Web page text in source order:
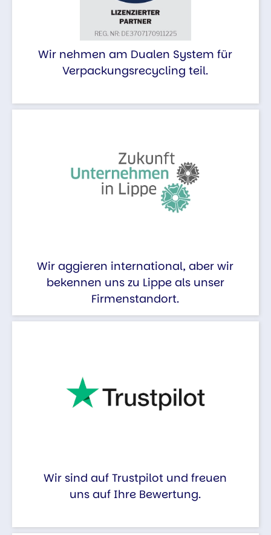
Wir nehmen am Dualen System für
Verpackungsrecycling teil.
Wir aggieren international, aber wir
bekennen uns zu Lippe als unser
Firmenstandort.
Wir sind auf Trustpilot und freuen
uns auf Ihre Bewertung.